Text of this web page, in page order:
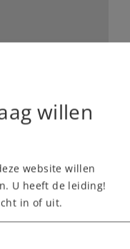
willen
website willen
U heeft de leiding!
in of uit.